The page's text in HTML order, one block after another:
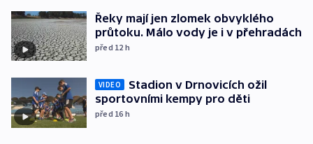
Řeky mají jen zlomek obvyklého
průtoku. Málo vody je i v přehradách
před 12 h
VIDEO
Stadion v Drnovicích ožil
sportovními kempy pro děti
před 16 h